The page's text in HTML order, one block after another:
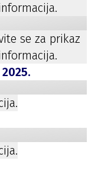
se za prikaz
2025.